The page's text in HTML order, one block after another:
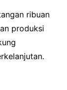
ribuan
produksi